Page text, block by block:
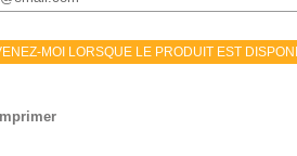
MOI LORSQUE LE PRODUIT EST
Imprimer